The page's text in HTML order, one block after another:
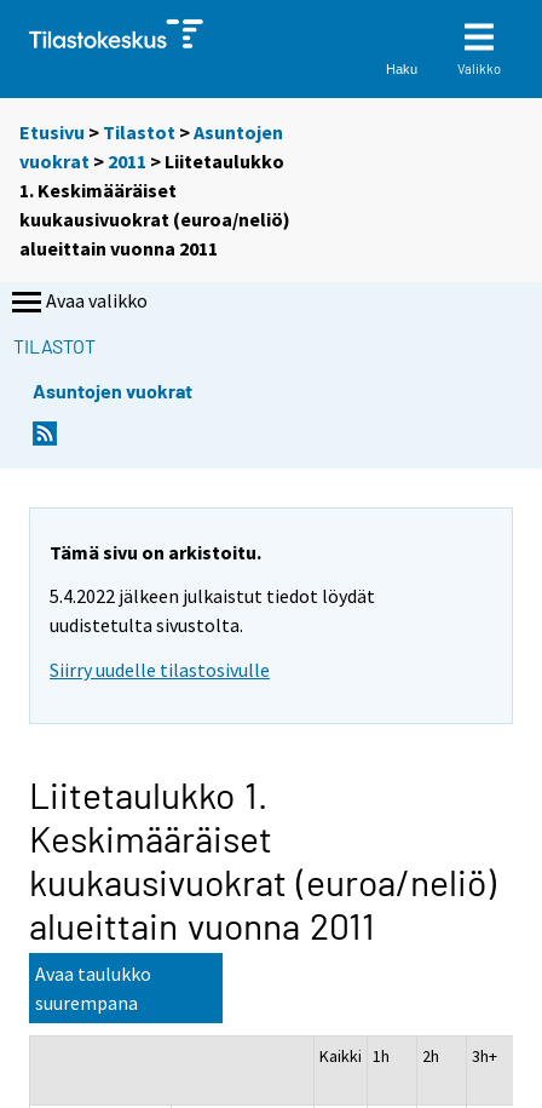
Haku Valikko
Etusivu > Tilastot >Asuntojen
vuokrat > 2011 > Liitetaulukko
1. Keskimääräiset
kuukausivuokrat (euroa/neliö)
alueittain vuonna 2011
Avaa valikko
TILASTOT
Asuntojen vuokrat
Tämä sivu on arkistoitu.
5.4.2022 jälkeen julkaistut tiedot löydät
uudistetulta sivustolta.
Siirry uudelle tilastosivulle
Liitetaulukko 1.
Keskimääräiset
kuukausivuokrat (euroa/neliö)
alueittain vuonna 2011
Avaa taulukko
suurempana
Kaikki 1h 2h 3h+